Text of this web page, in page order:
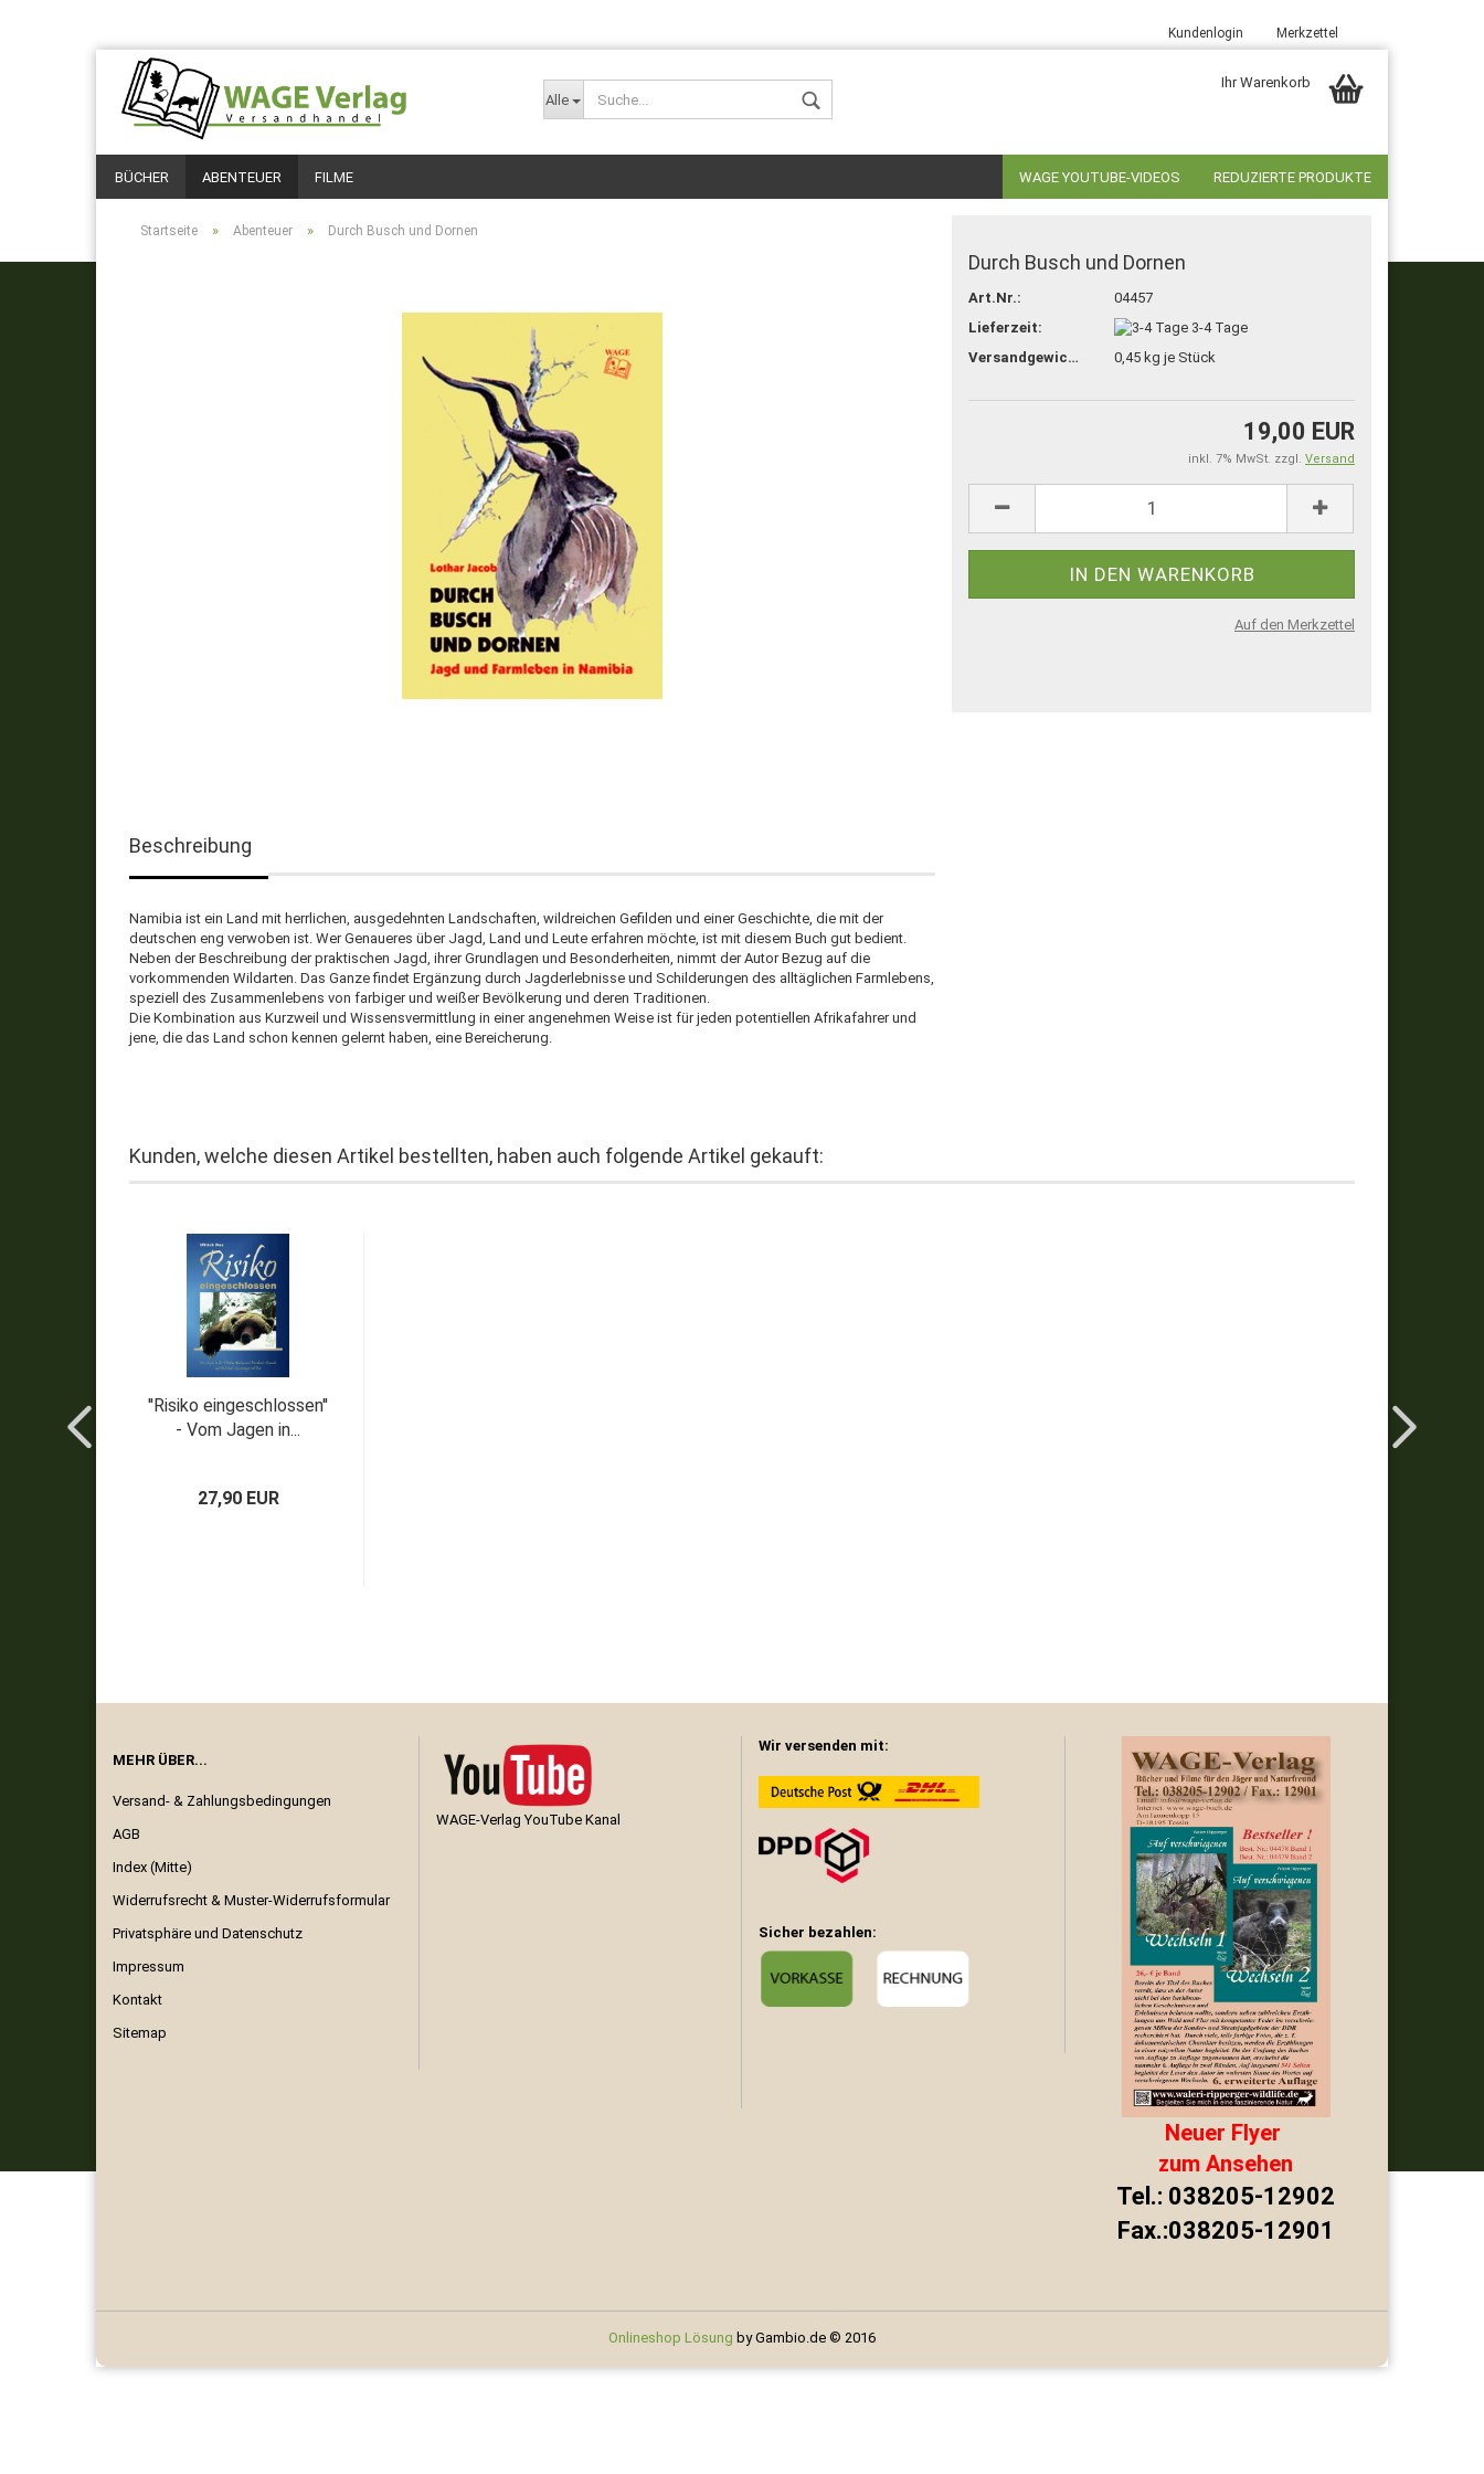
Kundenlogin
Konto erstellen
Passwort vergessen?
Merkzettel
Alle
Ihr Warenkorb
BÜCHER ABENTEUER FILME REDUZIERTE PRODUKTE
WAGE YOUTUBE-VIDEOS
Startseite » Abenteuer » Durch Busch und Dornen
Durch Busch und Dornen
Art.Nr.:
04457
Lieferzeit:
3-4 Tage
Versandgewicht:
0,45kg je Stück
19,00 EUR
inkl. 7% MwSt. zzgl. Versand
Auf den Merkzettel
Beschreibung
Namibia ist ein Land mit herrlichen, ausgedehnten Landschaften, wildreichen Gefilden und einer Geschichte, die mit der
deutschen eng verwoben ist. Wer Genaueres über Jagd, Land und Leute erfahren möchte, ist mit diesem Buch gut bedient.
Neben der Beschreibung der praktischen Jagd, ihrer Grundlagen und Besonderheiten, nimmt der Autor Bezug auf die
vorkommenden Wildarten. Das Ganze findet Ergänzung durch Jagderlebnisse und Schilde­rungen des alltäglichen Farmlebens,
speziell des Zusammenlebens von farbiger und weißer Bevölkerung und deren Traditionen.
Die Kombination aus Kurzweil und Wissensvermittlung in einer angenehmen Weise ist für jeden potentiellen Afrikafahrer und
jene, die das Land schon kennen gelernt haben, eine Bereicherung.
Kunden, welche diesen Artikel bestellten, haben auch folgende Artikel gekauft:
''Risiko eingeschlossen''
- Vom Jagen in...
27,90 EUR
MEHR ÜBER...
Versand- & Zahlungsbedingungen
AGB
Index (Mitte)
Widerrufsrecht & Muster-Widerrufsformular
Privatsphäre und Datenschutz
Impressum
Kontakt
Sitemap
WAGE-Verlag YouTube Kanal
Wir versenden mit:
Sicher bezahlen:
Neuer Flyer
zum Ansehen
Tel.: 038205-12902
Fax.:038205-12901
Onlineshop Lösung by Gambio.de © 2016